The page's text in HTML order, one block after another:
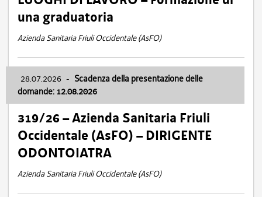
una graduatoria
Azienda Sanitaria Friuli Occidentale (AsFO)
28.07.2026 - Scadenza della presentazione delle
domande: 12.08.2026
319/26 – Azienda Sanitaria Friuli
Occidentale (AsFO) – DIRIGENTE
ODONTOIATRA
Azienda Sanitaria Friuli Occidentale (AsFO)